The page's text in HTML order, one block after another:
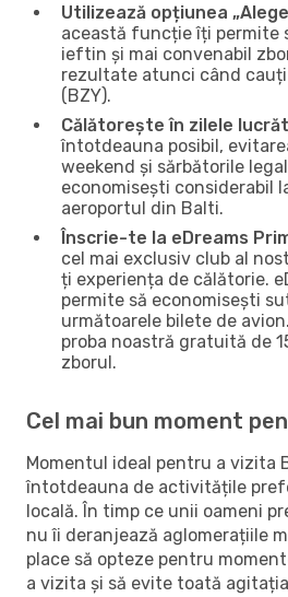
Utilizează opțiunea
această funcție îți permite
ieftin și mai convenabil
rezultate atunci când
(BZY).
Călătorește în zilele
întotdeauna posibil,
weekend și sărbătorile
economisești considerabil
aeroportul din Balti.
Înscrie-te la eDreams
cel mai exclusiv club al
ți experiența de călătorie.
permite să economisești
următoarele bilete de
proba noastră gratuită de
zborul.
Cel mai bun moment
Momentul ideal pentru a vizita
întotdeauna de activitățile
locală. În timp ce unii oameni
nu îi deranjează aglomerațiile
place să opteze pentru
a vizita și să evite toată